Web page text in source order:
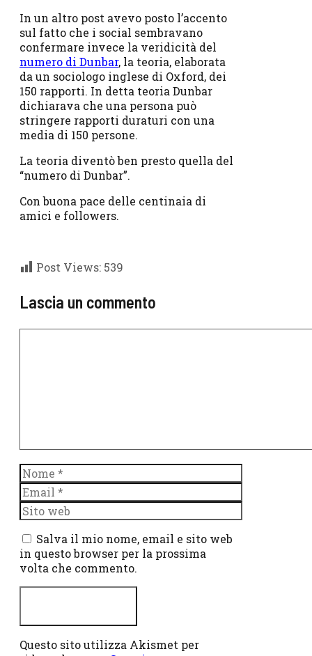
In un altro post avevo posto l’accento
sul fatto che i social sembravano
confermare invece la veridicità del
numero di Dunbar, la teoria, elaborata
da un sociologo inglese di Oxford, dei
150 rapporti. In detta teoria Dunbar
dichiarava che una persona può
stringere rapporti duraturi con una
media di 150 persone.
La teoria diventò ben presto quella del
“numero di Dunbar”.
Con buona pace delle centinaia di
amici e followers.
Post Views: 539
Lascia un commento
Nome
Email
Sito
web
Salva il mio nome, email e sito web
in questo browser per la prossima
volta che commento.
Questo sito utilizza Akismet per